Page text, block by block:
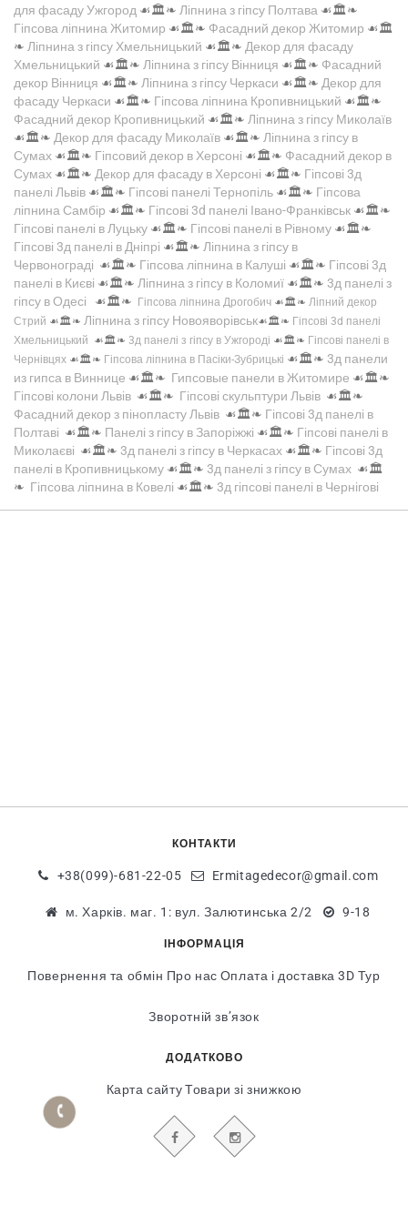
для фасаду Ужгород ☙🏛️❧ Ліпнина з гіпсу Полтава ☙🏛️❧
Гіпсова ліпнина Житомир ☙🏛️❧ Фасадний декор Житомир ☙🏛️
❧ Ліпнина з гіпсу Хмельницький ☙🏛️❧ Декор для фасаду
Хмельницький ☙🏛️❧ Ліпнина з гіпсу Вінниця ☙🏛️❧ Фасадний
декор Вінниця ☙🏛️❧ Ліпнина з гіпсу Черкаси ☙🏛️❧ Декор для
фасаду Черкаси ☙🏛️❧ Гіпсова ліпнина Кропивницький ☙🏛️❧
Фасадний декор Кропивницький ☙🏛️❧ Ліпнина з гіпсу Миколаїв
☙🏛️❧ Декор для фасаду Миколаїв ☙🏛️❧ Ліпнина з гіпсу в
Сумах ☙🏛️❧ Гіпсовий декор в Херсоні ☙🏛️❧ Фасадний декор в
Сумах ☙🏛️❧ Декор для фасаду в Херсоні ☙🏛️❧ Гіпсові 3д
панелі Львів ☙🏛️❧ Гіпсові панелі Тернопіль ☙🏛️❧ Гіпсова
ліпнина Самбір ☙🏛️❧ Гіпсові 3d панелі Івано-Франківськ ☙🏛️❧
Гіпсові панелі в Луцьку ☙🏛️❧ Гіпсові панелі в Рівному ☙🏛️❧
Гіпсові 3д панелі в Дніпрі ☙🏛️❧ Ліпнина з гіпсу в
Червонограді ☙🏛️❧ Гіпсова ліпнина в Калуші ☙🏛️❧ Гіпсові 3д
панелі в Києві ☙🏛️❧ Ліпнина з гіпсу в Коломиї ☙🏛️❧ 3д панелі з
гіпсу в Одесі ☙🏛️❧ Гіпсова ліпнина Дрогобич ☙🏛️❧ Ліпний декор
Стрий ☙🏛️❧ Ліпнина з гіпсу Новояворівськ☙🏛️❧ Гіпсові 3d панелі
Хмельницький ☙🏛️❧ 3д панелі з гіпсу в Ужгороді ☙🏛️❧ Гіпсові панелі в
Чернівцях ☙🏛️❧ Гіпсова ліпнина в Пасіки-Зубрицькі ☙🏛️❧ 3д панели
из гипса в Виннице ☙🏛️❧ Гипсовые панели в Житомире ☙🏛️❧
Гіпсові колони Львів ☙🏛️❧ Гіпсові скульптури Львів ☙🏛️❧
Фасадний декор з пінопласту Львів ☙🏛️❧ Гіпсові 3д панелі в
Полтаві ☙🏛️❧ Панелі з гіпсу в Запоріжжі ☙🏛️❧ Гіпсові панелі в
Миколаєві ☙🏛️❧ 3д панелі з гіпсу в Черкасах ☙🏛️❧ Гіпсові 3д
панелі в Кропивницькому ☙🏛️❧ 3д панелі з гіпсу в Сумах ☙🏛️
❧ Гіпсова ліпнина в Ковелі ☙🏛️❧ 3д гіпсові панелі в Чернігові
КОНТАКТИ
+38(099)-681-22-05 Ermitagedecor@gmail.com
м. Харків. маг. 1: вул. Залютинська 2/2 9-18
ІНФОРМАЦІЯ
Повернення та обмін Про нас Оплата і доставка 3D Тур
Зворотній зв’язок
ДОДАТКОВО
Карта сайту Товари зі знижкою